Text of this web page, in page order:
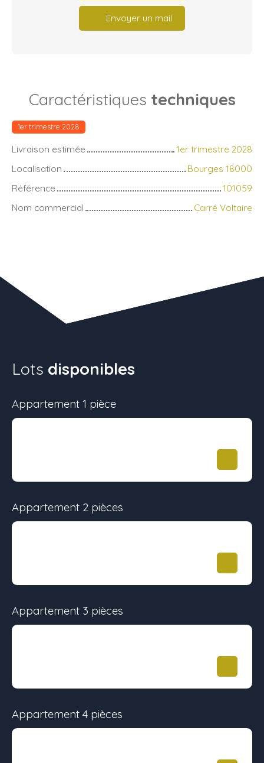
Envoyer un mail
Caractéristiques techniques
1er trimestre 2028
Livraison estimée
1er trimestre 2028
Localisation
Bourges 18000
Référence
101059
Nom commercial
Carré Voltaire
Lots disponibles
Appartement 1 pièce
Appartement 2 pièces
Appartement 3 pièces
Appartement 4 pièces